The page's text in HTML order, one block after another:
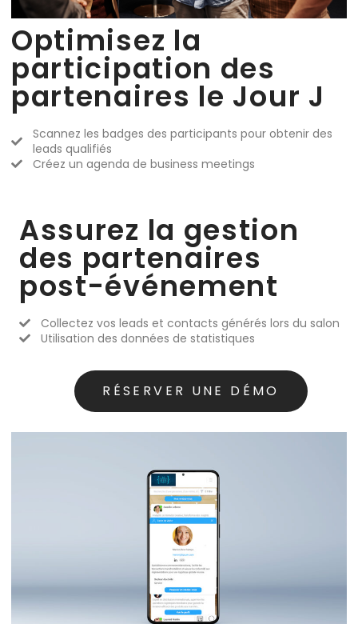
Optimisez la
participation des
partenaires le Jour J
Scannez les badges des participants pour obtenir des
leads qualifiés
Créez un agenda de business meetings
Assurez la gestion
des partenaires
post-événement
Collectez vos leads et contacts générés lors du salon
Utilisation des données de statistiques
RÉSERVER UNE DÉMO